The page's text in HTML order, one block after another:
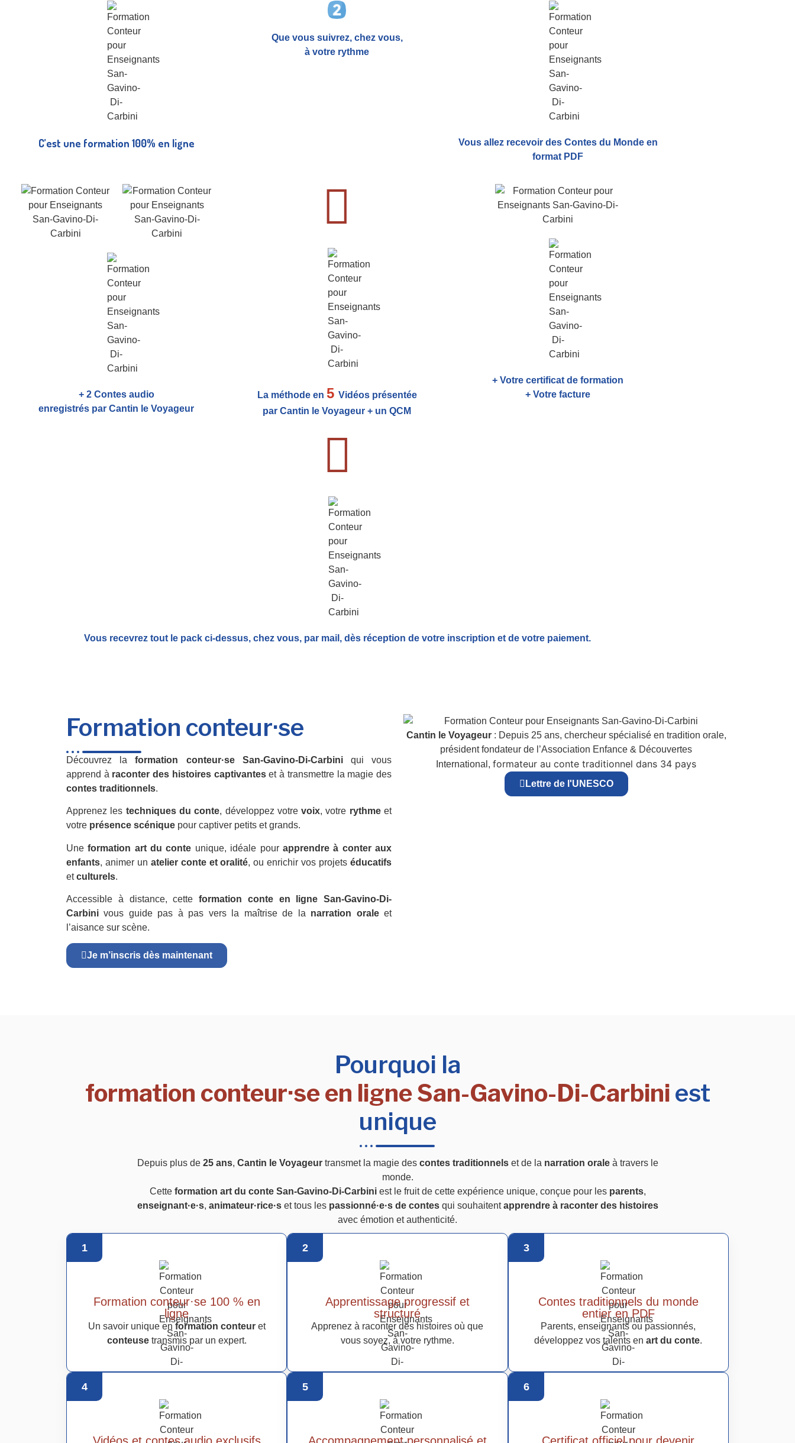
C’est une formation 100% en ligne
Que vous suivrez, chez vous,
à votre rythme
Vous allez recevoir des Contes du Monde en
format PDF
+ 2 Contes audio
enregistrés par Cantin le Voyageur
La méthode en 5 Vidéos présentée
par Cantin le Voyageur + un QCM
+ Votre certificat de formation
+ Votre facture
Vous recevrez tout le pack ci-dessus, chez vous, par mail, dès réception de votre inscription et de votre paiement.
Formation conteur·se
Découvrez laformation conteur·se San-Gavino-Di-Carbiniqui vous
apprend à raconter des histoires captivanteset à transmettre la magie des
contes traditionnels.
Apprenez les techniques du conte, développez votrevoix, votre rythmeet
votre présence scénique pour captiver petits et grands.
Uneformation art du conte unique, idéale pour apprendre à conter aux
enfants, animer un atelier conte et oralité, ou enrichir vos projetséducatifs
etculturels.
Accessible à distance, cette formation conte en ligne San-Gavino-Di-
Carbini vous guide pas à pas vers la maîtrise de la narration oraleet
l’aisance sur scène.
Je m’inscris dès maintenant
Cantin le Voyageur: Depuis 25 ans, chercheur spécialisé en tradition orale,
président fondateur de l’Association Enfance & Découvertes
International, formateur au conte traditionnel dans 34 pays
Lettre de l'UNESCO
Pourquoi la
formation conteur·se en ligne San-Gavino-Di-Carbini est
unique
Depuis plus de 25 ans, Cantin le Voyageurtransmet la magie des contes traditionnelset de la narration oraleà travers le
monde.
Cette formation art du conte San-Gavino-Di-Carbiniest le fruit de cette expérience unique, conçue pour les parents,
enseignant·e·s, animateur·rice·set tous les passionné·e·s de contesqui souhaitentapprendre à raconter des histoires
avec émotion et authenticité.
1
Formation conteur·se 100 % en
ligne
Un savoir unique en formation conteuret
conteusetransmis par un expert.
2
Apprentissage progressif et
structuré
Apprenez à raconter des histoires où que
vous soyez, à votre rythme.
3
Contes traditionnels du monde
entier en PDF
Parents, enseignants ou passionnés,
développez vos talents enart du conte.
4 5 6